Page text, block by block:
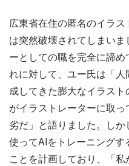
広東省在住の匿名のイラ
は突然破壊されてしまい
ーとしての職を完全に諦
れに対して、ユー氏は「
成してきた膨大なイラス
がイラストレーターに取
劣だ」と語りました。し
使ってAIをトレーニング
ことを計画しており、「